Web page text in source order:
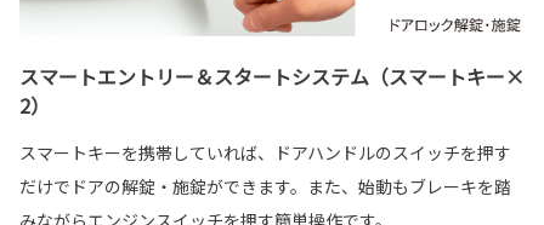
スマートエントリー＆スタートシステム（スマートキー×
2）
スマートキーを携帯していれば、ドアハンドルのスイッチを押す
だけでドアの解錠・施錠ができます。また、始動もブレーキを踏
みながらエンジンスイッチを押す簡単操作です。